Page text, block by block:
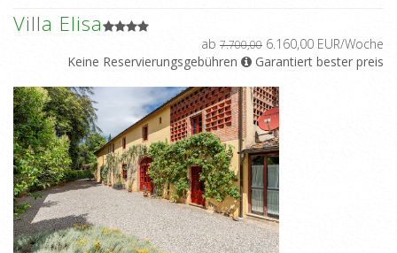
Villa Elisa
ab 7.700,00 6.160,00 EUR/Woche
Keine Reservierungsgebühren
Garantiert bester preis